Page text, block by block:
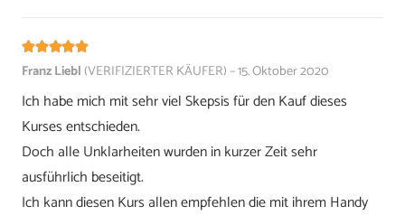
Bewertet mit5von 5
Franz Liebl(VERIFIZIERTER KÄUFER)–15. Oktober 2020
Ich habe mich mit sehr viel Skepsis für den Kauf dieses
Kurses entschieden.
Doch alle Unklarheiten wurden in kurzer Zeit sehr
ausführlich beseitigt.
Ich kann diesen Kurs allen empfehlen die mit ihrem Handy